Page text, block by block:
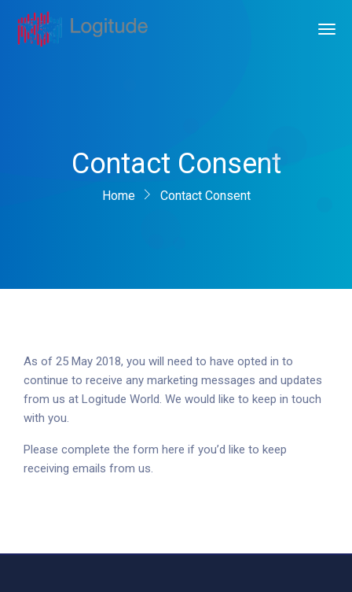
Contact Consent
Home Contact Consent
As of 25 May 2018, you will need to have opted in to
continue to receive any marketing messages and updates
from us at Logitude World. We would like to keep in touch
with you.
Please complete the form here if you’d like to keep
receiving emails from us.